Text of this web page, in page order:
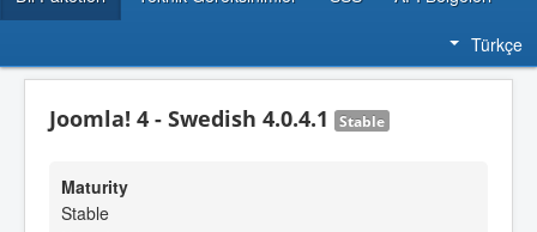
Türkçe
Joomla! 4 - Swedish 4.0.4.1 Stable
Maturity
Stable